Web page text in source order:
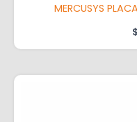
MERCUSYS
$